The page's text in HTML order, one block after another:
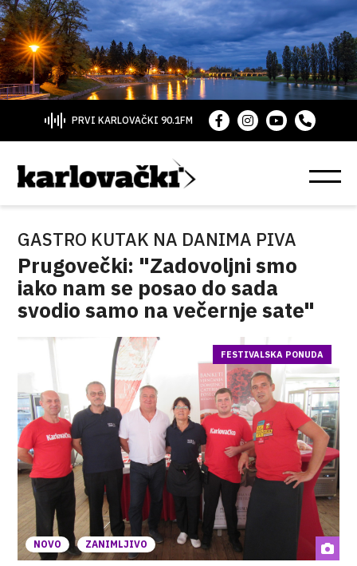
PRVI KARLOVAČKI 90.1FM
GASTRO KUTAK NA DANIMA PIVA
Prugovečki: "Zadovoljni smo
iako nam se posao do sada
svodio samo na večernje sate"
NOVO ZANIMLJIVO
FESTIVALSKA PONUDA